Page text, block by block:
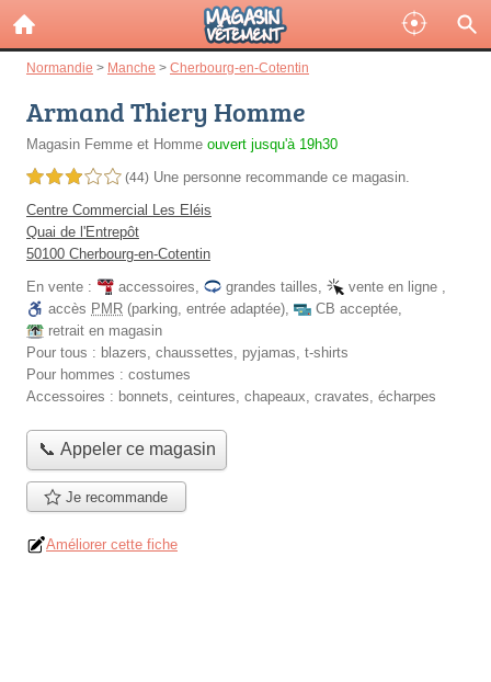
Normandie > Manche > Cherbourg-en-Cotentin
Armand Thiery Homme
Magasin Femme et Homme ouvert jusqu'à 19h30
3,0 étoiles sur 5 (44) Une personne recommande ce magasin.
Centre Commercial Les Eléis
Quai de l'Entrepôt
50100 Cherbourg-en-Cotentin
En vente :
accessoires, grandes tailles, vente en ligne ,
accès PMR (parking, entrée adaptée), CB acceptée,
retrait en magasin
Pour tous : blazers, chaussettes, pyjamas, t-shirts
Pour hommes : costumes
Accessoires : bonnets, ceintures, chapeaux, cravates, écharpes
📞 Appeler ce magasin
Je recommande
Améliorer cette fiche